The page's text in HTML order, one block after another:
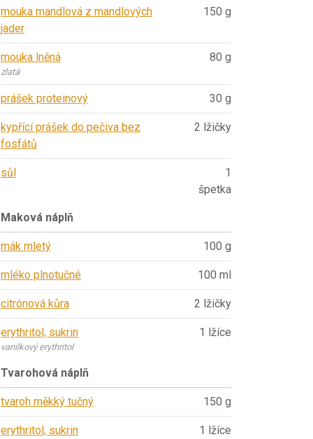
mouka mandlová z mandlových
jader
150 g
mouka lněná
zlatá
80 g
prášek proteinový 30 g
kypřící prášek do pečiva bez
fosfátů
2 lžičky
sůl
1
špetka
Maková náplň
mák mletý 100 g
mléko plnotučné 100 ml
citrónová kůra 2 lžičky
erythritol, sukrin
vanilkový erythritol
1 lžíce
Tvarohová náplň
tvaroh měkký tučný 150 g
erythritol, sukrin 1 lžíce